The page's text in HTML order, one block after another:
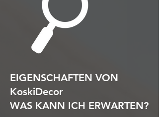
EIGENSCHAFTEN VON
KoskiDecor
WAS KANN ICH ERWARTEN?